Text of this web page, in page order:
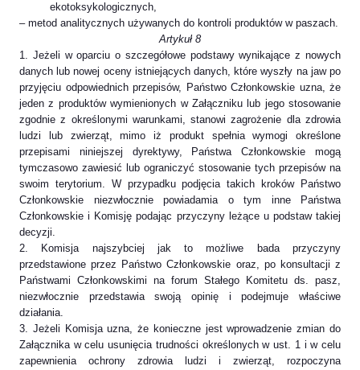
ekotoksykologicznych,
– metod analitycznych używanych do kontroli produktów w paszach.
Artykuł 8
1. Jeżeli w oparciu o szczegółowe podstawy wynikające z nowych
danych lub nowej oceny istniejących danych, które wyszły na jaw po
przyjęciu odpowiednich przepisów, Państwo Członkowskie uzna, że
jeden z produktów wymienionych w Załączniku lub jego stosowanie
zgodnie z określonymi warunkami, stanowi zagrożenie dla zdrowia
ludzi lub zwierząt, mimo iż produkt spełnia wymogi określone
przepisami niniejszej dyrektywy, Państwa Członkowskie mogą
tymczasowo zawiesić lub ograniczyć stosowanie tych przepisów na
swoim terytorium. W przypadku podjęcia takich kroków Państwo
Członkowskie niezwłocznie powiadamia o tym inne Państwa
Członkowskie i Komisję podając przyczyny leżące u podstaw takiej
decyzji.
2. Komisja najszybciej jak to możliwe bada przyczyny
przedstawione przez Państwo Członkowskie oraz, po konsultacji z
Państwami Członkowskimi na forum Stałego Komitetu ds. pasz,
niezwłocznie przedstawia swoją opinię i podejmuje właściwe
działania.
3. Jeżeli Komisja uzna, że konieczne jest wprowadzenie zmian do
Załącznika w celu usunięcia trudności określonych w ust. 1 i w celu
zapewnienia ochrony zdrowia ludzi i zwierząt, rozpoczyna